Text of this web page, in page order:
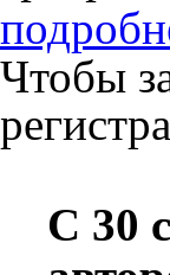
Чтобы
С 30